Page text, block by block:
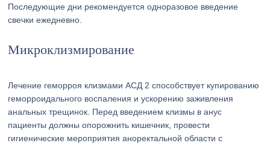
Последующие дни рекомендуется одноразовое введение
свечки ежедневно.
Микроклизмирование
Лечение геморроя клизмами АСД 2 способствует купированию
геморроидального воспаления и ускорению заживления
анальных трещинок. Перед введением клизмы в анус
пациенты должны опорожнить кишечник, провести
гигиенические мероприятия аноректальной области с